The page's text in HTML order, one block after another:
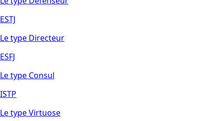
ESTJ
Le type Directeur
ESFJ
Le type Consul
ISTP
Le type Virtuose